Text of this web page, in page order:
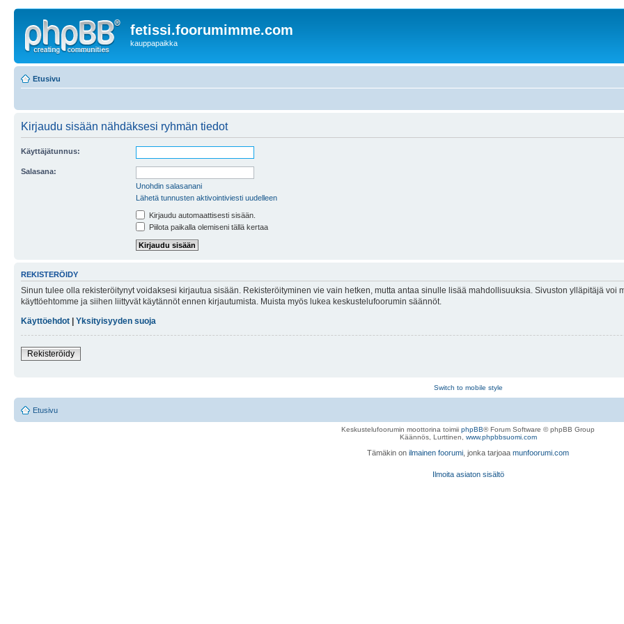
fetissi.foorumimme.com
kauppapaikka
Etusivu
Kirjaudu sisään nähdäksesi ryhmän tiedot
Käyttäjätunnus:
Salasana:
Unohdin salasanani
Lähetä tunnusten aktivointiviesti uudelleen
Kirjaudu automaattisesti sisään.
Piilota paikalla olemiseni tällä kertaa
REKISTERÖIDY
Sinun tulee olla rekisteröitynyt voidaksesi kirjautua sisään. Rekisteröityminen vie vain hetken, mutta antaa sinulle lisää mahdollisuuksia. Sivuston ylläpitäjä
käyttöehtomme ja siihen liittyvät käytännöt ennen kirjautumista. Muista myös lukea keskustelufoorumin säännöt.
Käyttöehdot
Yksityisyyden suoja
Rekisteröidy
Switch to mobile style
Etusivu
Keskustelufoorumin moottorina toimii phpBB® Forum Software © phpBB Group
Käännös, Lurttinen, www.phpbbsuomi.com
Tämäkin on ilmainen foorumi , jonka tarjoaa munfoorumi.com
Ilmoita asiaton sisältö